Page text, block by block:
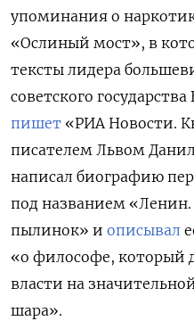
упоминания о
«Ослиный мост», в
тексты лидера
советского
пишет «РИА Новости.
писателем Львом
написал биографию
под названием
пылинок» и описывал
«о философе, который
власти на
шара».